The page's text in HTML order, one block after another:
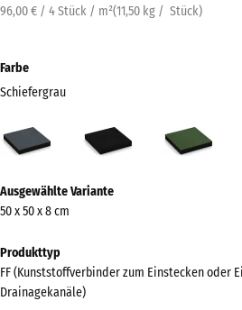
96,00 € / 4 Stück / m²(11,50 kg / Stück)
Farbe
Schiefergrau
Schiefergrau
(active)
Informationen
zu
Farben?
Farbpalette
Ausgewählte Variante
50 x 50 x 8 cm
Produkttyp
FF (Kunststoffverbinder zum Einstecken oder
Drainagekanäle)